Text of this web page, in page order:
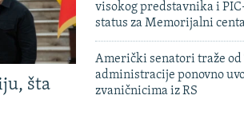
šta
visokog predstavnika i
status za Memorijalni
Američki senatori traže od
administracije ponovno
zvaničnicima iz RS